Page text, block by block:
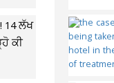
14 ਲੱਖ
ਕੀ